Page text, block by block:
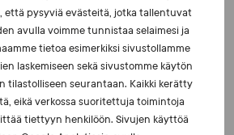
että pysyviä evästeitä, jotka tallentuvat
avulla voimme tunnistaa selaimesi ja
tietoa esimerkiksi sivustollamme
laskemiseen sekä sivustomme käytön
tilastolliseen seurantaan. Kaikki kerätty
eikä verkossa suoritettuja toimintoja
tiettyyn henkilöön. Sivujen käyttöä